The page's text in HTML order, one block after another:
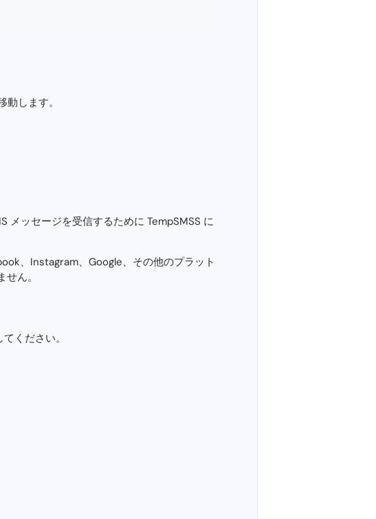
します。
メッセージを受信するために TempSMSS に
、Instagram、Google、その他のプラット
ん。
ください。